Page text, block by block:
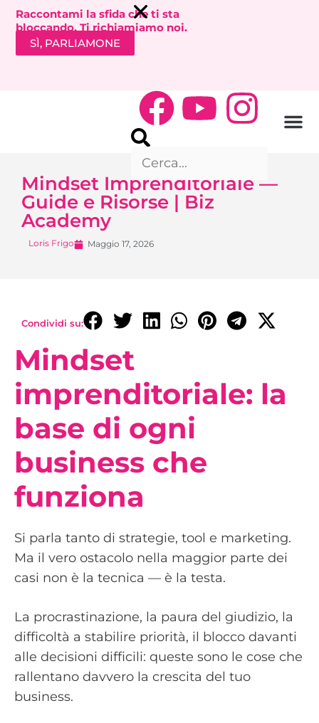
Raccontami la sfida che ti sta
bloccando. Ti richiamiamo noi.
SÌ, PARLIAMONE
Mindset Imprenditoriale —
Guide e Risorse | Biz
Academy
Loris Frigo Maggio 17, 2026
Condividi su:
Mindset
imprenditoriale: la
base di ogni
business che
funziona
Si parla tanto di strategie, tool e marketing.
Ma il vero ostacolo nella maggior parte dei
casi non è la tecnica — è la testa.
La procrastinazione, la paura del giudizio, la
difficoltà a stabilire priorità, il blocco davanti
alle decisioni difficili: queste sono le cose che
rallentano davvero la crescita del tuo
business.